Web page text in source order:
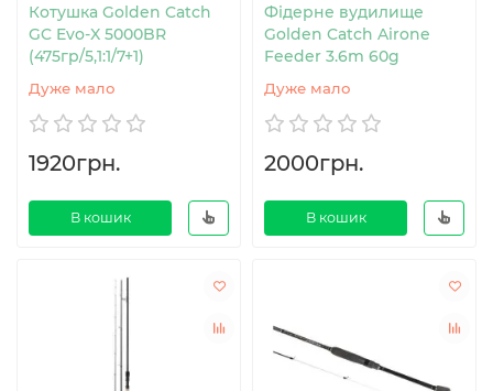
Котушка Golden Catch
GC Evo-X 5000BR
(475гр/5,1:1/7+1)
Дуже мало
1920грн.
В кошик
Фідерне вудилище
Golden Catch Airone
Feeder 3.6m 60g
Дуже мало
2000грн.
В кошик